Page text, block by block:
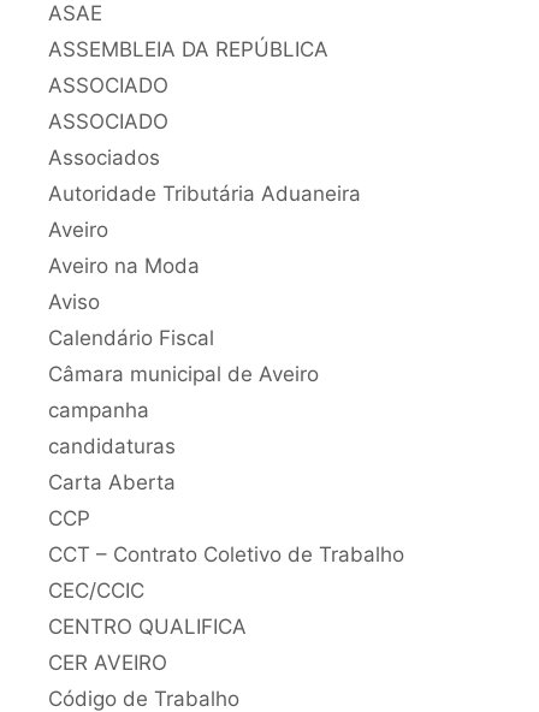
ASAE
ASSEMBLEIA DA REPÚBLICA
ASSOCIADO
ASSOCIADO
Associados
Autoridade Tributária Aduaneira
Aveiro
Aveiro na Moda
Aviso
Calendário Fiscal
Câmara municipal de Aveiro
campanha
candidaturas
Carta Aberta
CCP
CCT – Contrato Coletivo de Trabalho
CEC/CCIC
CENTRO QUALIFICA
CER AVEIRO
Código de Trabalho